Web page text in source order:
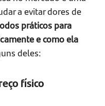
a evitar dores de
práticos para
e como ela
deles:
físico